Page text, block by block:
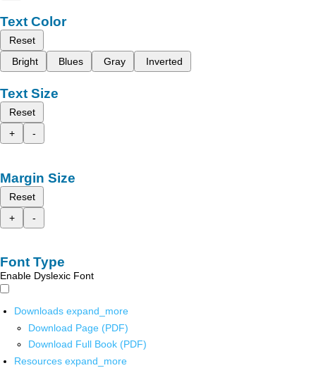
Text Color
Reset
Bright
Blues Gray Inverted
Text Size
Reset
+
-
Margin Size
Reset
+
-
Font Type
Enable Dyslexic Font
Downloads expand_more
Download Page (PDF)
Download Full Book (PDF)
Resources expand_more